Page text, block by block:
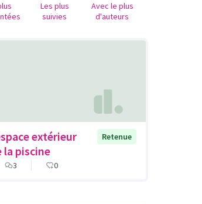
Les plus
suivies
Avec le plus
d'auteurs
extérieur
la piscine
Retenue
3 0